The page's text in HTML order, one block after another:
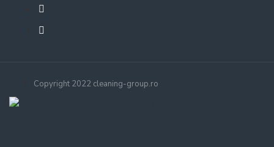
Copyright 2022 cleaning-group.ro